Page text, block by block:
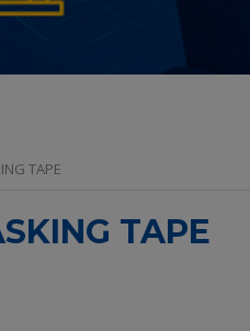
TAPE
TAPE